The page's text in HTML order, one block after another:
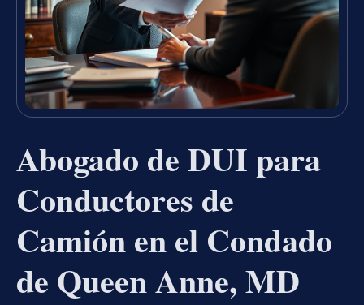
Abogado de DUI para
Conductores de
Camión en el Condado
de Queen Anne, MD